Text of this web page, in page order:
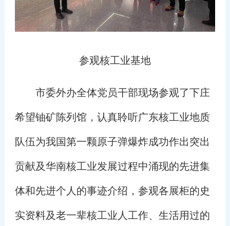
参观核工业基地
市委外办全体党员干部现场参观了下庄
希望铀矿陈列馆，认真聆听广东核工业地质
队伍为我国第一颗原子弹爆炸成功作出突出
贡献及华南核工业发展过程中涌现的先进集
体和先进个人的事迹介绍，参观各展柜的史
实资料及老一辈核工业人工作、生活用过的